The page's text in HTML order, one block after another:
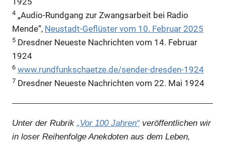
4 „Audio-Rundgang zur Zwangsarbeit bei Radio
Mende“, Neustadt-Geflüster vom 10. Februar 2025
5 Dresdner Neueste Nachrichten vom 14. Februar
1924
6 www.rundfunkschaetze.de/sender-dresden-1924
7 Dresdner Neueste Nachrichten vom 22. Mai 1924
Unter der Rubrik „Vor 100 Jahren“ veröffentlichen wir
in loser Reihenfolge Anekdoten aus dem Leben,